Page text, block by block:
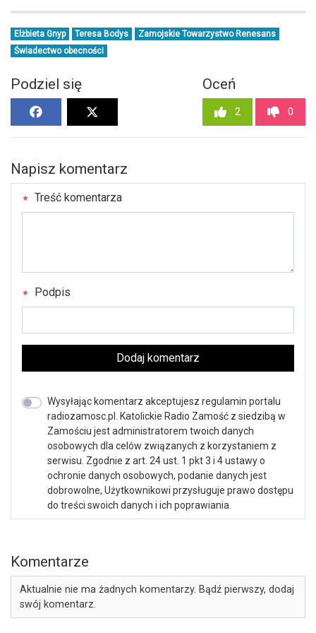
Elżbieta Gnyp Teresa Bodys
Zamojskie Towarzystwo Renesans
Świadectwo obecności
Podziel się Oceń
2 0
Napisz komentarz
Treść komentarza
Podpis
Dodaj komentarz
Wysyłając komentarz akceptujesz regulamin portalu
radiozamosc.pl. Katolickie Radio Zamość z siedzibą w
Zamościu jest administratorem twoich danych
osobowych dla celów związanych z korzystaniem z
serwisu. Zgodnie z art. 24 ust. 1 pkt 3 i 4 ustawy o
ochronie danych osobowych, podanie danych jest
dobrowolne, Użytkownikowi przysługuje prawo dostępu
do treści swoich danych i ich poprawiania.
Komentarze
Aktualnie nie ma żadnych komentarzy. Bądź pierwszy, dodaj
swój komentarz.